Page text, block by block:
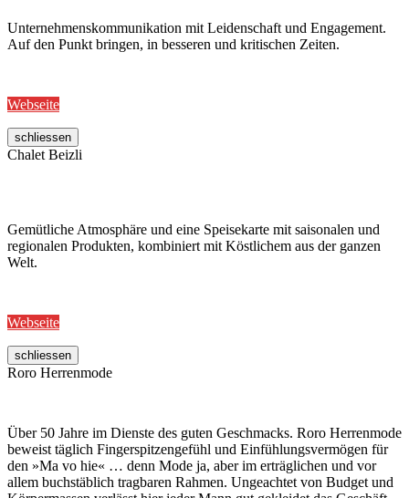
Unternehmenskommunikation mit Leidenschaft und Engagement.
Auf den Punkt bringen, in besseren und kritischen Zeiten.
Webseite
schliessen
Chalet Beizli
Gemütliche Atmosphäre und eine Speisekarte mit saisonalen und
regionalen Produkten, kombiniert mit Köstlichem aus der ganzen
Welt.
Webseite
schliessen
Roro Herrenmode
Über 50 Jahre im Dienste des guten Geschmacks. Roro Herrenmode
beweist täglich Fingerspitzengefühl und Einfühlungsvermögen für
den »Ma vo hie« … denn Mode ja, aber im erträglichen und vor
allem buchstäblich tragbaren Rahmen. Ungeachtet von Budget und